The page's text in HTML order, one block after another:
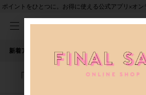
ポイントをひとつに。お得に使える公式アプリ×オ
新着アイテム 人気ワード セール
「5042101.2610108.0001